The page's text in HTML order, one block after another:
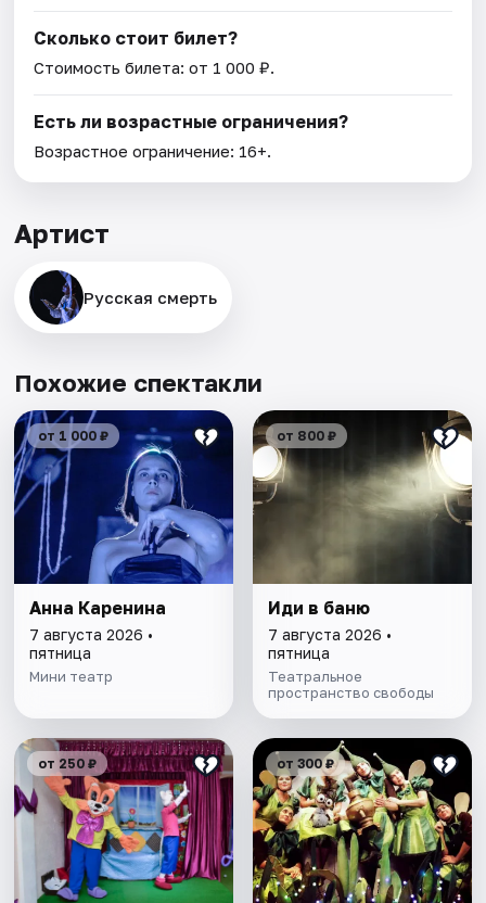
Сколько стоит билет?
Стоимость билета: от 1 000 ₽.
Есть ли возрастные ограничения?
Возрастное ограничение: 16+.
Артист
Русская смерть
Похожие спектакли
от 1 000 ₽
Анна Каренина
7 августа 2026 •
пятница
Мини театр
от 800 ₽
Иди в баню
7 августа 2026 •
пятница
Театральное
пространство свободы
от 250 ₽ от 300 ₽